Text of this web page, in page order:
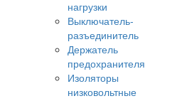
нагрузки
Выключатель-
разъединитель
Держатель
предохранителя
Изоляторы
низковольтные